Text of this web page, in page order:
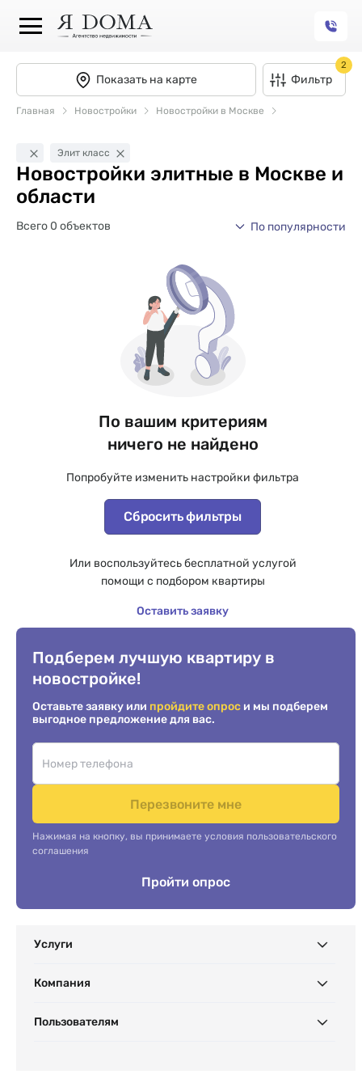
Показать на карте Фильтр
2
Главная Новостройки Новостройки в Москве
Элит класс
Новостройки элитные в Москве и
области
Всего 0 объектов По популярности
По вашим критериям
ничего не найдено
Попробуйте изменить настройки фильтра
Сбросить фильтры
Или воспользуйтесь бесплатной услугой
помощи с подбором квартиры
Оставить заявку
Подберем лучшую квартиру в
новостройке!
Оставьте заявку или пройдите опрос и мы подберем
выгодное предложение для вас.
Перезвоните мне
Нажимая на кнопку, вы принимаете условия пользовательского
соглашения
Пройти опрос
Услуги
Компания
Пользователям